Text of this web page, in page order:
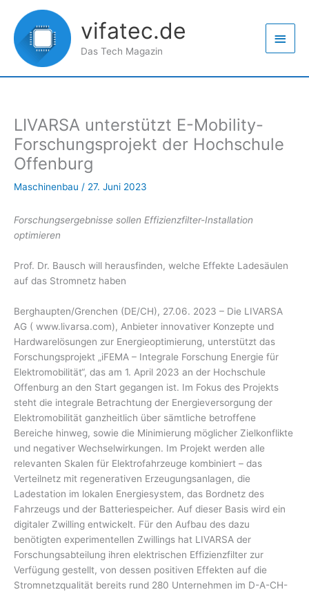
Inhalt
springen
vifatec.de
Das Tech Magazin
LIVARSA unterstützt E-Mobility-
Forschungsprojekt der Hochschule
Offenburg
Maschinenbau / 27. Juni 2023
Forschungsergebnisse sollen Effizienzfilter-Installation
optimieren
Prof. Dr. Bausch will herausfinden, welche Effekte Ladesäulen
auf das Stromnetz haben
Berghaupten/Grenchen (DE/CH), 27.06. 2023 – Die LIVARSA
AG ( www.livarsa.com), Anbieter innovativer Konzepte und
Hardwarelösungen zur Energieoptimierung, unterstützt das
Forschungsprojekt „iFEMA – Integrale Forschung Energie für
Elektromobilität“, das am 1. April 2023 an der Hochschule
Offenburg an den Start gegangen ist. Im Fokus des Projekts
steht die integrale Betrachtung der Energieversorgung der
Elektromobilität ganzheitlich über sämtliche betroffene
Bereiche hinweg, sowie die Minimierung möglicher Zielkonflikte
und negativer Wechselwirkungen. Im Projekt werden alle
relevanten Skalen für Elektrofahrzeuge kombiniert – das
Verteilnetz mit regenerativen Erzeugungsanlagen, die
Ladestation im lokalen Energiesystem, das Bordnetz des
Fahrzeugs und der Batteriespeicher. Auf dieser Basis wird ein
digitaler Zwilling entwickelt. Für den Aufbau des dazu
benötigten experimentellen Zwillings hat LIVARSA der
Forschungsabteilung ihren elektrischen Effizienzfilter zur
Verfügung gestellt, von dessen positiven Effekten auf die
Stromnetzqualität bereits rund 280 Unternehmen im D-A-CH-